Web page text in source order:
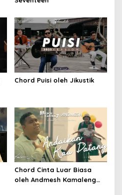
Chord Puisi oleh Jikustik
Chord Cinta Luar Biasa
oleh Andmesh Kamaleng